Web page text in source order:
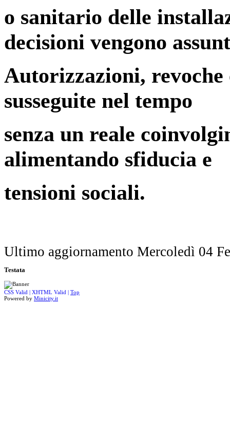
o sanitario delle
decisioni vengono
Autorizzazioni, revoche
susseguite nel tempo
senza un reale
alimentando sfiducia e
tensioni sociali.
Ultimo aggiornamento Mercoledì 04
Testata
CSS Valid | XHTML Valid | Top
Powered by Minicity.it